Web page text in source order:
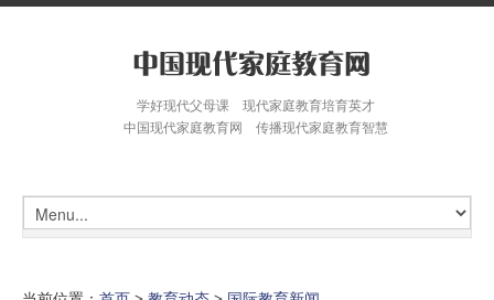
学好现代父母课 现代家庭教育培育英才
中国现代家庭教育网 传播现代家庭教育智慧